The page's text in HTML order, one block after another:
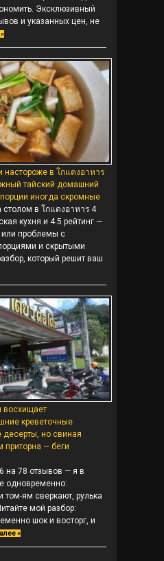
Эксклюзивный
и указанных цен, не
настороже в โกแดงอาหาร
тайский домашний
иногда скромные
столом в โกแดงอาหาร 4
кухня и 4.5 рейтинг —
проблемы с
и скрытыми
который решит ваш
восхищает
креветочные
но свиная
приторна — беги
на 78 отзывов — я в
одновременно:
ям сверкают, рулька
мой разбор:
шок и восторг, и
»